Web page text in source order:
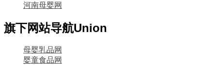
河南母婴网
旗下网站导航Union
母婴乳品网
婴童食品网